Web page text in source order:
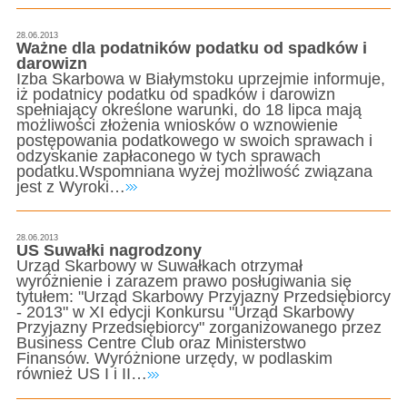
28.06.2013
Ważne dla podatników podatku od spadków i
darowizn
Izba Skarbowa w Białymstoku uprzejmie informuje,
iż podatnicy podatku od spadków i darowizn
spełniający określone warunki, do 18 lipca mają
możliwości złożenia wniosków o wznowienie
postępowania podatkowego w swoich sprawach i
odzyskanie zapłaconego w tych sprawach
podatku.Wspomniana wyżej możliwość związana
jest z Wyroki…
28.06.2013
US Suwałki nagrodzony
Urząd Skarbowy w Suwałkach otrzymał
wyróżnienie i zarazem prawo posługiwania się
tytułem: "Urząd Skarbowy Przyjazny Przedsiębiorcy
- 2013" w XI edycji Konkursu "Urząd Skarbowy
Przyjazny Przedsiębiorcy" zorganizowanego przez
Business Centre Club oraz Ministerstwo
Finansów. Wyróżnione urzędy, w podlaskim
również US I i II…